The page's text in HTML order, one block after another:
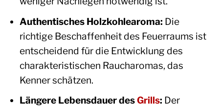
Authentisches Holzkohlearoma: Die
richtige Beschaffenheit des Feuerraums ist
entscheidend für die Entwicklung des
charakteristischen Raucharomas, das
Kenner schätzen.
Längere Lebensdauer desGrills: Der